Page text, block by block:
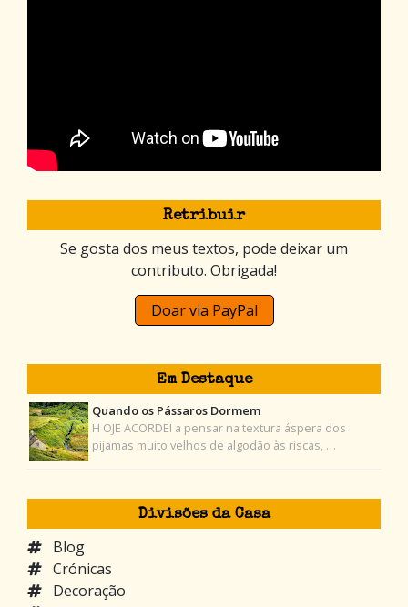
Retribuir
Se gosta dos meus textos, pode deixar um
contributo. Obrigada!
Doar via PayPal
Em Destaque
Quando os Pássaros Dormem
H OJE ACORDEI a pensar na textura áspera dos
pijamas muito velhos de algodão às riscas, …
Divisões da Casa
Blog
Crónicas
Decoração